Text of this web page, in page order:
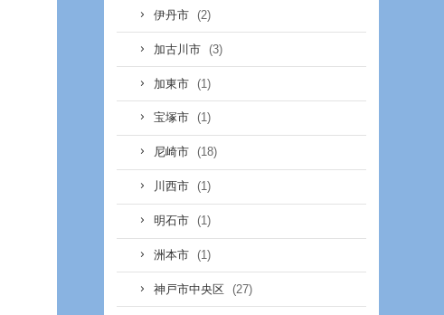
伊丹市 (2)
加古川市 (3)
加東市 (1)
宝塚市 (1)
尼崎市 (18)
川西市 (1)
明石市 (1)
洲本市 (1)
神戸市中央区 (27)